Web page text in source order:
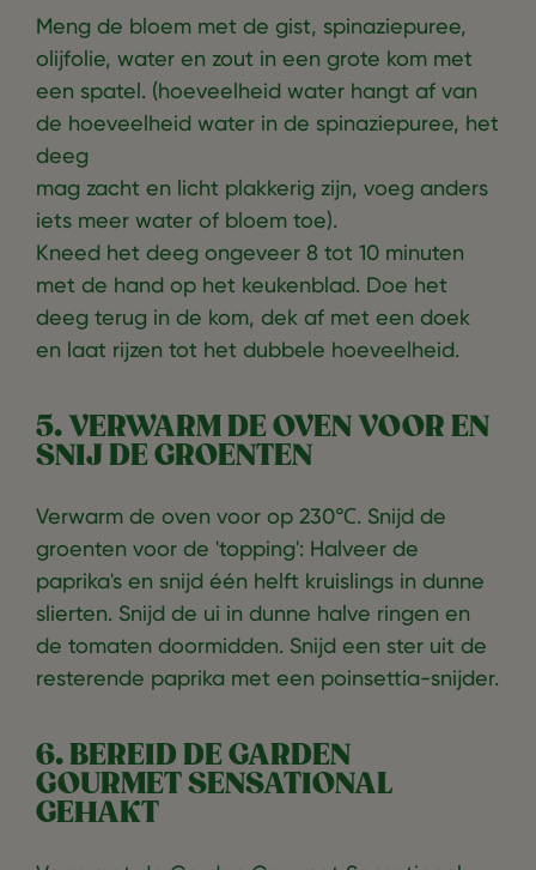
Meng de bloem met de gist, spinaziepuree,
olijfolie, water en zout in een grote kom met
een spatel. (hoeveelheid water hangt af van
de hoeveelheid water in de spinaziepuree, het
deeg
mag zacht en licht plakkerig zijn, voeg anders
iets meer water of bloem toe).
Kneed het deeg ongeveer 8 tot 10 minuten
met de hand op het keukenblad. Doe het
deeg terug in de kom, dek af met een doek
en laat rijzen tot het dubbele hoeveelheid.
5. VERWARM DE OVEN VOOR EN
SNIJ DE GROENTEN
Verwarm de oven voor op 230℃. Snijd de
groenten voor de 'topping': Halveer de
paprika's en snijd één helft kruislings in dunne
slierten. Snijd de ui in dunne halve ringen en
de tomaten doormidden. Snijd een ster uit de
resterende paprika met een poinsettia-snijder.
6. BEREID DE GARDEN
GOURMET SENSATIONAL
GEHAKT